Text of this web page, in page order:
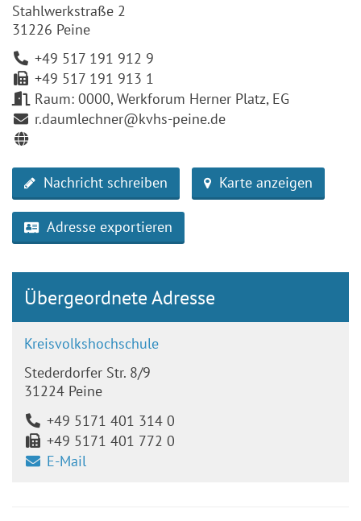
Stahlwerkstraße 2
31226 Peine
+49 517 191 912 9
+49 517 191 913 1
Raum: 0000, Werkforum Herner Platz, EG
r.daumlechner@kvhs-peine.de
Nachricht schreiben Karte anzeigen
Adresse exportieren
Übergeordnete Adresse
Kreisvolkshochschule
Stederdorfer Str. 8/9
31224 Peine
+49 5171 401 314 0
+49 5171 401 772 0
E-Mail